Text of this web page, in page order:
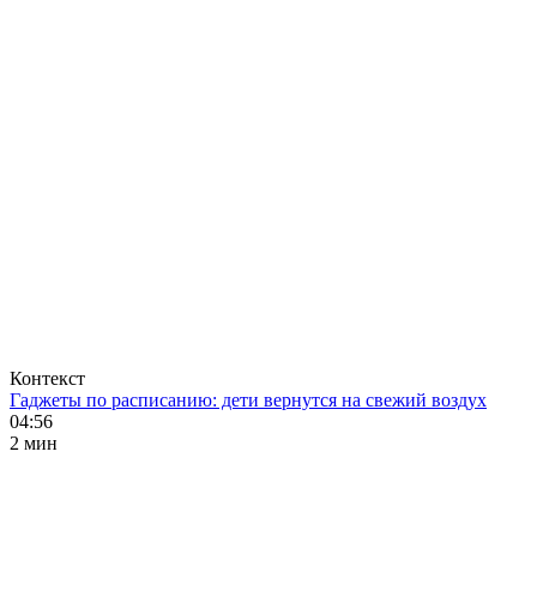
Контекст
Гаджеты по расписанию: дети вернутся на свежий воздух
04:56
2 мин